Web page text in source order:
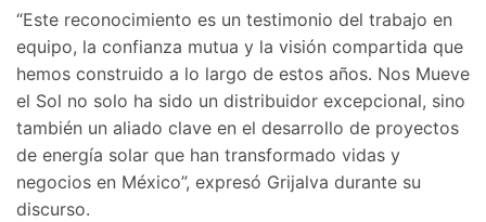
“Este reconocimiento es un testimonio del trabajo en
equipo, la confianza mutua y la visión compartida que
hemos construido a lo largo de estos años. Nos Mueve
el Sol no solo ha sido un distribuidor excepcional, sino
también un aliado clave en el desarrollo de proyectos
de energía solar que han transformado vidas y
negocios en México”, expresó Grijalva durante su
discurso.